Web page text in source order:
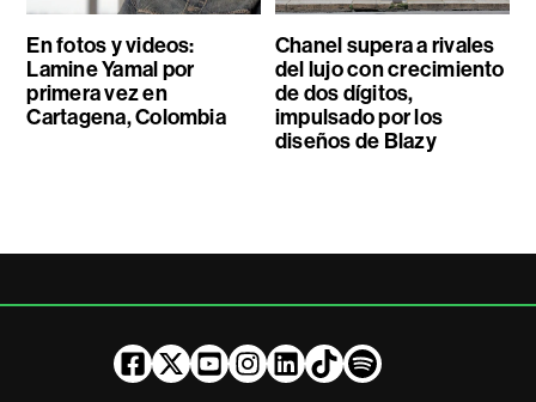
En fotos y videos:
Lamine Yamal por
primera vez en
Cartagena, Colombia
Chanel supera a rivales
del lujo con crecimiento
de dos dígitos,
impulsado por los
diseños de Blazy